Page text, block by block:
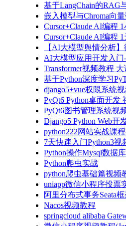
基于LangChain的RAG
嵌入模型与Chroma向
Cursor+Claude AI编程
Cursor+Claude AI编程
【AI大模型舆情分析
AI大模型应用开发入门
Transformer视频教程
基于Python深度学习
django5+vue权限系统
PyQt6 Python桌面开发
PyQt6图书管理系统视
Django5 Python Web开
python222网站实战课
7天快速入门Python3视
Python操作Mysql数据
Python爬虫实战
python爬虫基础篇视频
uniapp微信小程序投票
阿里分布式事务Seata
Nacos视频教程
springcloud alibaba